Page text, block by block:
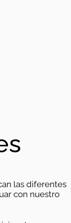
las diferentes
con nuestro